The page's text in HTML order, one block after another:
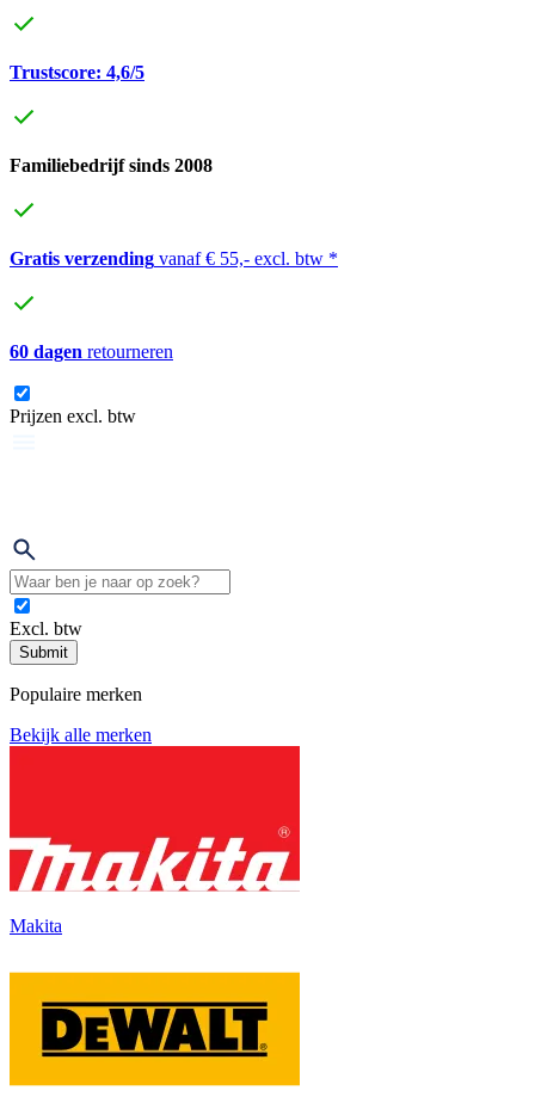
Trustscore: 4,6/5
Familiebedrijf sinds 2008
Gratis verzending vanaf € 55,- excl. btw *
60 dagen retourneren
Prijzen excl. btw
Excl. btw
Submit
Populaire merken
Bekijk alle merken
Makita